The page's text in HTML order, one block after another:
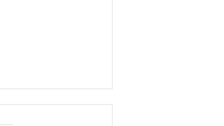
递2026年第28期（总第